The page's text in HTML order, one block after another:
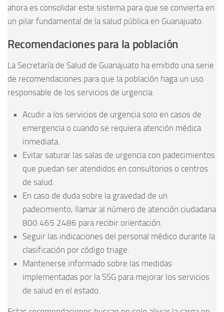
ahora es consolidar este sistema para que se convierta en
un pilar fundamental de la salud pública en Guanajuato.
Recomendaciones para la población
La Secretaría de Salud de Guanajuato ha emitido una serie
de recomendaciones para que la población haga un uso
responsable de los servicios de urgencia:
Acudir a los servicios de urgencia solo en casos de
emergencia o cuando se requiera atención médica
inmediata.
Evitar saturar las salas de urgencia con padecimientos
que puedan ser atendidos en consultorios o centros
de salud.
En caso de duda sobre la gravedad de un
padecimiento, llamar al número de atención ciudadana
800 465 2486 para recibir orientación.
Seguir las indicaciones del personal médico durante la
clasificación por código triage.
Mantenerse informado sobre las medidas
implementadas por la SSG para mejorar los servicios
de salud en el estado.